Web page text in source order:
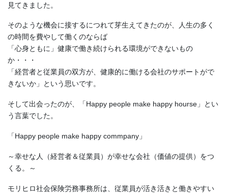
見てきました。
そのような機会に接するにつれて芽生えてきたのが、人生の多く
の時間を費やして働くのならば
「心身ともに」健康で働き続けられる環境ができないもの
か・・・
「経営者と従業員の双方が、健康的に働ける会社のサポートがで
きないか」という思いです。
そして出会ったのが、「Happy people make happy hourse」とい
う言葉でした。
「Happy people make happy commpany」
～幸せな人（経営者＆従業員）が幸せな会社（価値の提供）をつ
くる。～
モリヒロ社会保険労務事務所は、従業員が活き活きと働きやすい